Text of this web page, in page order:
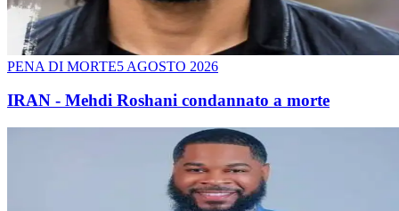
PENA DI MORTE5 AGOSTO 2026
IRAN - Mehdi Roshani condannato a morte